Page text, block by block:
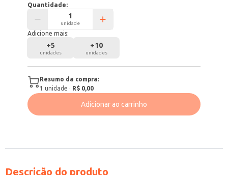
Quantidade:
unidade
Adicione mais:
+5
unidades
+10
unidades
Resumo da compra:
1 unidade · R$ 0,00
Adicionar ao carrinho
Descrição do produto